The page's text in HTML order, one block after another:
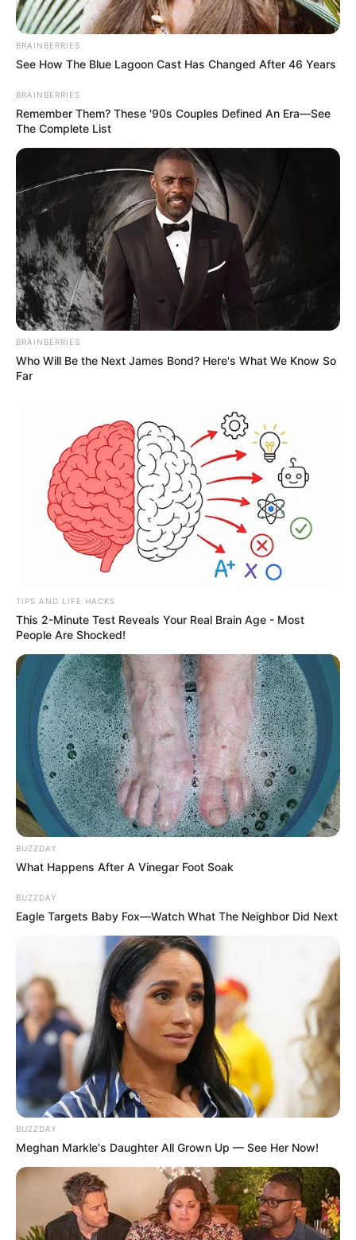
BRAINBERRIES
See How The Blue Lagoon Cast Has Changed After 46 Years
BRAINBERRIES
Remember Them? These '90s Couples Defined An Era—See
The Complete List
BRAINBERRIES
Who Will Be the Next James Bond? Here's What We Know So
Far
TIPS AND LIFE HACKS
This 2-Minute Test Reveals Your Real Brain Age - Most
People Are Shocked!
BUZZDAY
What Happens After A Vinegar Foot Soak
BUZZDAY
Eagle Targets Baby Fox—Watch What The Neighbor Did Next
BUZZDAY
Meghan Markle's Daughter All Grown Up — See Her Now!